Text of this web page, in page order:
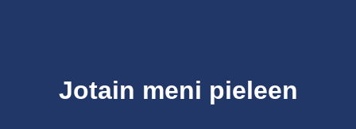
Jotain meni pieleen